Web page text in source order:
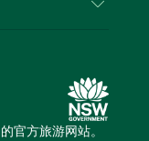
官方旅游网站。